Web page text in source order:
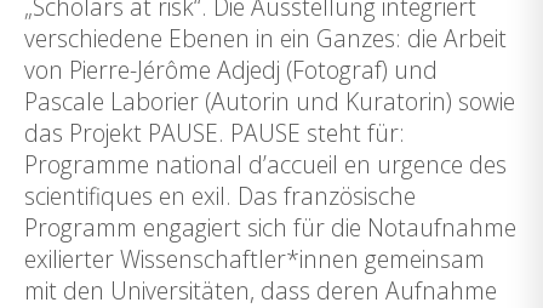
„Scholars at risk“. Die Ausstellung integriert
verschiedene Ebenen in ein Ganzes: die Arbeit
von Pierre-Jérôme Adjedj (Fotograf) und
Pascale Laborier (Autorin und Kuratorin) sowie
das Projekt PAUSE. PAUSE steht für:
Programme national d’accueil en urgence des
scientifiques en exil. Das französische
Programm engagiert sich für die Notaufnahme
exilierter Wissenschaftler*innen gemeinsam
mit den Universitäten, dass deren Aufnahme